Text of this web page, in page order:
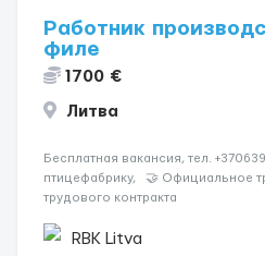
Работник
филе
1700 €
Литва
Бесплатная вакансия, тел.
птицефабрику, 🤝 Официальное
трудового
RBK Litva